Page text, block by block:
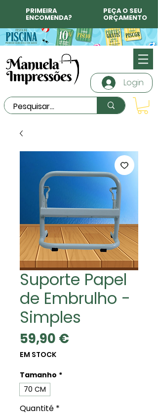
PRIMEIRA
ENCOMENDA?
PEÇA O SEU
ORÇAMENTO
Login
Suporte Papel
de Embrulho -
Simples
59,90 €
EM STOCK
Tamanho *
70 CM
Quantité *